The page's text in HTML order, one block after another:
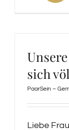
sich
PaarSein –
Liebe